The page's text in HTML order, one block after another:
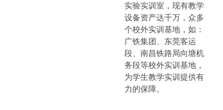
实验实训室，现有教学
设备资产达千万，众多
个校外实训基地，如：
广铁集团、东莞客运
段、南昌铁路局向塘机
务段等校外实训基地，
为学生教学实训提供有
力的保障。